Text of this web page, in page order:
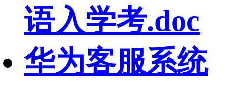
语入学考.doc
华为客服系统